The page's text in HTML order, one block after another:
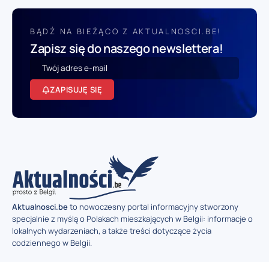
BĄDŹ NA BIEŻĄCO Z AKTUALNOSCI.BE!
Zapisz się do naszego newslettera!
ZAPISUJĘ SIĘ
Aktualnosci.beto nowoczesny portal informacyjny stworzony
specjalnie z myślą o Polakach mieszkających w Belgii: informacje o
lokalnych wydarzeniach, a także treści dotyczące życia
codziennego w Belgii.